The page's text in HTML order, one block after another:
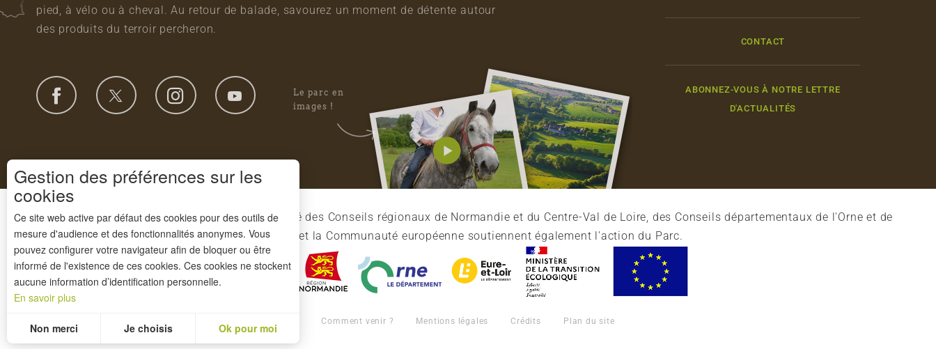
pied, à vélo ou à cheval. Au retour de balade, savourez un moment de détente autour
des produits du terroir percheron.
Le parc en
images !
CONTACT
ABONNEZ-VOUS À NOTRE LETTRE
D'ACTUALITÉS
Le Syndicat Mixte de gestion du Parc est composé des Conseils régionaux de Normandie et du Centre-Val de Loire, des Conseils départementaux de l'Orne et de
l'Eure-et-Loir et des 91 communes du Parc. L'Etat et la Communauté européenne soutiennent également l'action du Parc.
Comment venir ? Mentions légales Crédits Plan du site
Gestion des préférences sur les
cookies
Ce site web active par défaut des cookies pour des outils de
mesure d'audience et des fonctionnalités anonymes. Vous
pouvez configurer votre navigateur afin de bloquer ou être
informé de l'existence de ces cookies. Ces cookies ne stockent
aucune information d’identification personnelle.
En savoir plus
Non merci Je choisis Ok pour moi